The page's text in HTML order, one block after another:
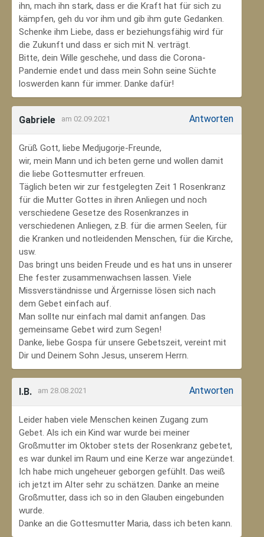
ihn, mach ihn stark, dass er die Kraft hat für sich zu
kämpfen, geh du vor ihm und gib ihm gute Gedanken.
Schenke ihm Liebe, dass er beziehungsfähig wird für
die Zukunft und dass er sich mit N. verträgt.
Bitte, dein Wille geschehe, und dass die Corona-
Pandemie endet und dass mein Sohn seine Süchte
loswerden kann für immer. Danke dafür!
Gabriele am 02.09.2021 Antworten
Grüß Gott, liebe Medjugorje-Freunde,
wir, mein Mann und ich beten gerne und wollen damit
die liebe Gottesmutter erfreuen.
Täglich beten wir zur festgelegten Zeit 1 Rosenkranz
für die Mutter Gottes in ihren Anliegen und noch
verschiedene Gesetze des Rosenkranzes in
verschiedenen Anliegen, z.B. für die armen Seelen, für
die Kranken und notleidenden Menschen, für die Kirche,
usw.
Das bringt uns beiden Freude und es hat uns in unserer
Ehe fester zusammenwachsen lassen. Viele
Missverständnisse und Ärgernisse lösen sich nach
dem Gebet einfach auf.
Man sollte nur einfach mal damit anfangen. Das
gemeinsame Gebet wird zum Segen!
Danke, liebe Gospa für unsere Gebetszeit, vereint mit
Dir und Deinem Sohn Jesus, unserem Herrn.
I.B. am 28.08.2021 Antworten
Leider haben viele Menschen keinen Zugang zum
Gebet. Als ich ein Kind war wurde bei meiner
Großmutter im Oktober stets der Rosenkranz gebetet,
es war dunkel im Raum und eine Kerze war angezündet.
Ich habe mich ungeheuer geborgen gefühlt. Das weiß
ich jetzt im Alter sehr zu schätzen. Danke an meine
Großmutter, dass ich so in den Glauben eingebunden
wurde.
Danke an die Gottesmutter Maria, dass ich beten kann.